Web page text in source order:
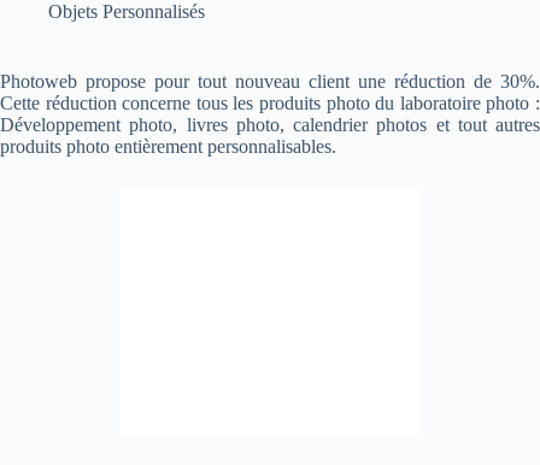
Objets Personnalisés
Photoweb propose pour tout nouveau client une réduction de 30%.
Cette réduction concerne tous les produits photo du laboratoire photo :
Développement photo, livres photo, calendrier photos et tout autres
produits photo entièrement personnalisables.